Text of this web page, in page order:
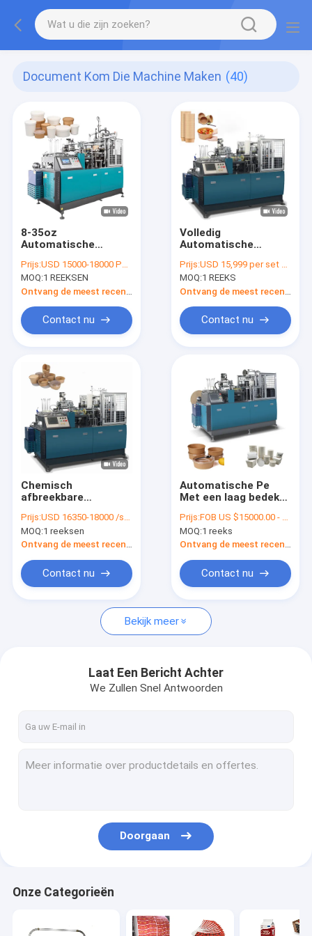
Document Kom Die Machine Maken (40)
8-35oz
Automatische
document van de
saladenoedels van de
soepkom
kommachine
Prijs:USD 15000-18000 PER SET
MOQ:1 REEKSEN
Contact nu
Volledig
Automatische
Machine tot Hoge
snelheid maken
Beschikbare
Document
Kommachine
Prijs:USD 15,999 per set FOB Ningbo (negotiable)
MOQ:1 REEKS
Contact nu
Chemisch
afbreekbare
Lunchdocument Kom
die volledig
Automatische
Prijs:USD 16350-18000 /set
MOQ:1 reeksen
Contact nu
Automatische Pe
Met een laag bedekt
Machinehoge
snelheid Intelligent
maken
Prijs:FOB US $15000.00 - 18200.00/ Set
MOQ:1 reeks
Contact nu
Bekijk meer
Laat Een Bericht Achter
We Zullen Snel Antwoorden
Doorgaan
Onze Categorieën